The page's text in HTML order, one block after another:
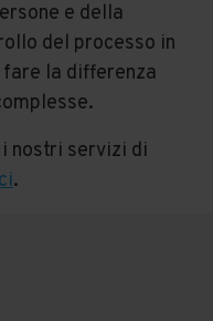
e della
del processo in
la differenza
nostri servizi di
.